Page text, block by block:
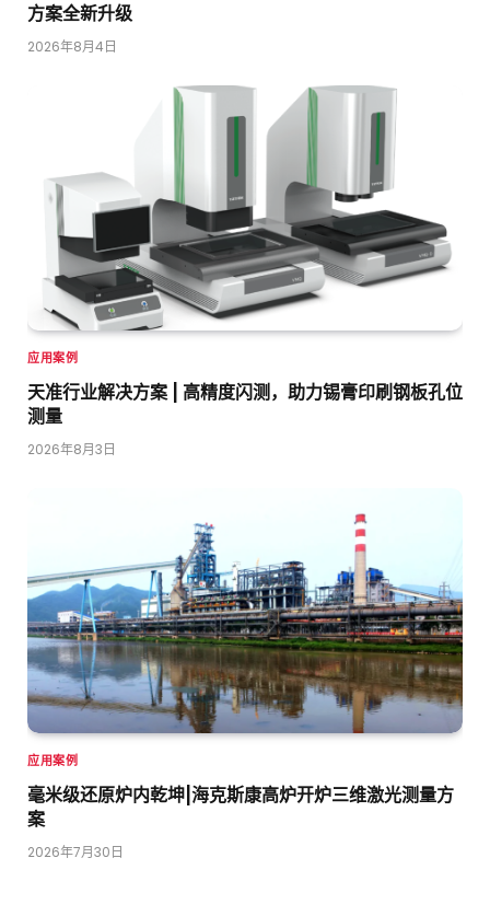
方案全新升级
2026年8月4日
应用案例
天准行业解决方案 | 高精度闪测，助力锡膏印刷钢板孔位
测量
2026年8月3日
应用案例
毫米级还原炉内乾坤|海克斯康高炉开炉三维激光测量方
案
2026年7月30日